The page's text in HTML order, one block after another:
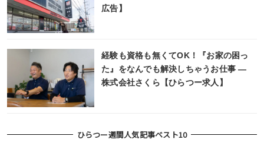
広告】
経験も資格も無くてOK！『お家の困っ
た』をなんでも解決しちゃうお仕事 ―
株式会社さくら【ひらつー求人】
ひらつー週間人気記事ベスト10